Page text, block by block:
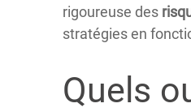
rigoureuse des
stratégies en
Quels